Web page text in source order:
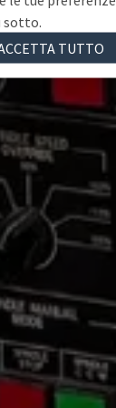
sotto.
TUTTO